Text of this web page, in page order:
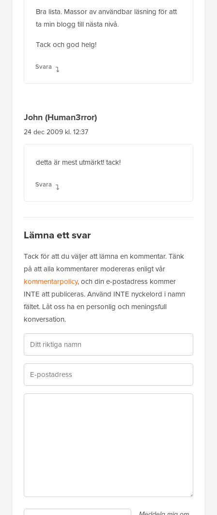
Bra lista. Massor av användbar läsning för att
ta min blogg till nästa nivå.
Tack och god helg!
Svara
John (Human3rror)
24 dec 2009 kl. 12:37
detta är mest utmärkt! tack!
Svara
Lämna ett svar
Tack för att du väljer att lämna en kommentar. Tänk
på att alla kommentarer modereras enligt vår
kommentarpolicy, och din e-postadress kommer
INTE att publiceras. Använd INTE nyckelord i namn
fältet. Låt oss ha en personlig och meningsfull
konversation.